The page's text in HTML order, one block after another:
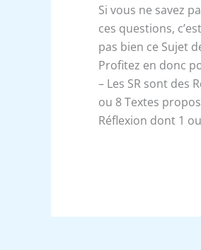
Si vous ne savez
ces questions,
pas bien ce Sujet
Profitez en donc
– Les SR sont des
ou 8 Textes
Réflexion dont 1